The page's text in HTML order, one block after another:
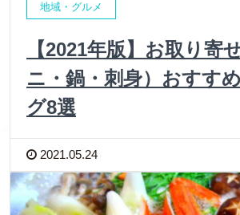
地域・グルメ
【2021年版】お取り寄
ニ・鍋・刺身）おすす
グ8選
2021.05.24